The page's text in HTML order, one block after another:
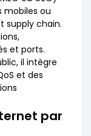
mobiles ou
supply chain.
et ports.
il intègre
et des
par